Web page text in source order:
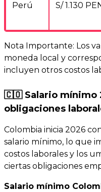
Perú S/ 1.130
Nota Importante: Los
moneda local y
incluyen otros costos
🇨🇴 Salario mínimo
obligaciones
Colombia inicia 2026
salario mínimo, lo que
costos laborales y los
ciertas obligaciones
Salario mínimo